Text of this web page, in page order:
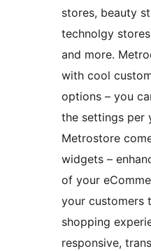
stores, beauty
technolgy
and more.
with cool
options – you
the settings per
Metrostore
widgets –
of your
your customers
shopping
responsive,